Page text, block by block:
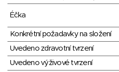
Éčka
Konkrétní požadavky na složení
Uvedeno zdravotní tvrzení
Uvedeno výživové tvrzení